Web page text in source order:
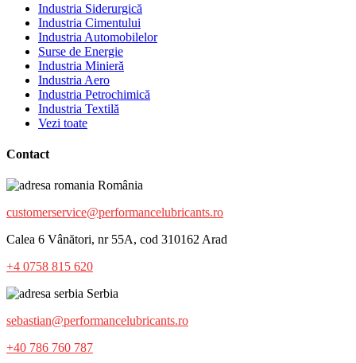
Industria Siderurgică
Industria Cimentului
Industria Automobilelor
Surse de Energie
Industria Minieră
Industria Aero
Industria Petrochimică
Industria Textilă
Vezi toate
Contact
România
customerservice@performancelubricants.ro
Calea 6 Vânători, nr 55A, cod 310162 Arad
+4 0758 815 620
Serbia
sebastian@performancelubricants.ro
+40 786 760 787